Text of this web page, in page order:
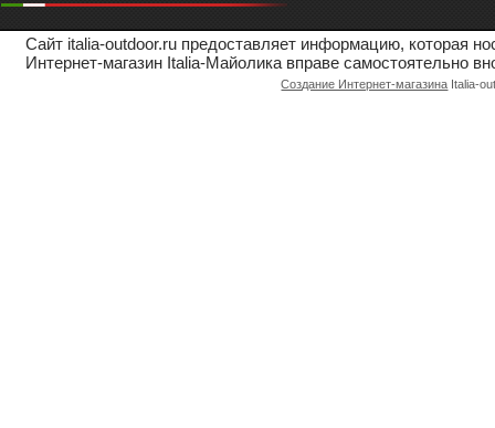
Сайт italia-outdoor.ru предоставляет информацию, которая
Интернет-магазин Italia-Майолика вправе самостоятельно
Создание Интернет-магазина Italia-